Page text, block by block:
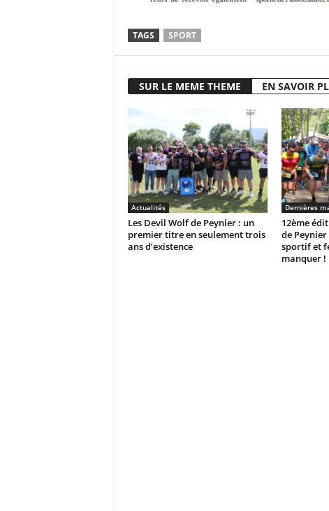
TAGS SPORT
SUR LE MEME THEME EN SAVOIR
Actualités
Les Devil Wolf de Peynier : un
premier titre en seulement trois
ans d’existence
Dernières
12ème
de Peynier
sportif et
manquer !